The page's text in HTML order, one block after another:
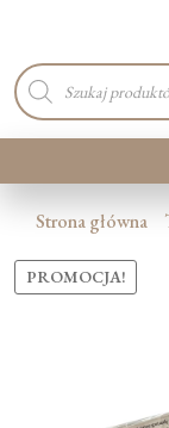
Wyszukiwarka
produktów
Kategorie
Promocje
Strona główna
PROMOCJA!